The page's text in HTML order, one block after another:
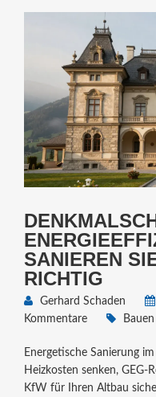
SANIEREN
RICHTIG
Gerhard Schaden
Kommentare
Energetische Sanierung
Heizkosten senken, GEG-
KfW für Ihren Altbau